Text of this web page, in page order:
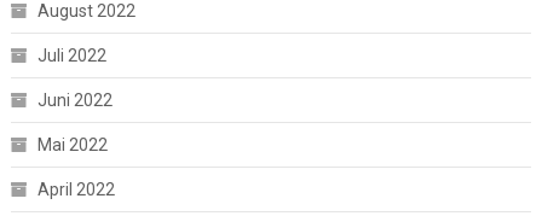
August 2022
Juli 2022
Juni 2022
Mai 2022
April 2022